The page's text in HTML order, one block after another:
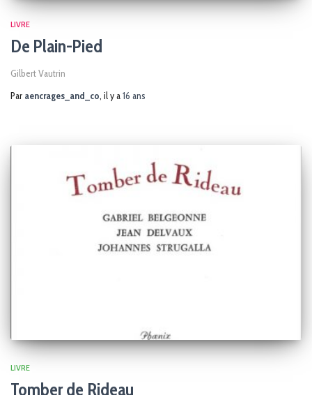
LIVRE
De Plain-Pied
Gilbert Vautrin
Par aencrages_and_co, il y a16 ans
LIVRE
Tomber de Rideau